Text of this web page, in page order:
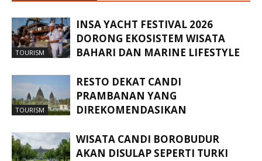
TOURISM
INSA YACHT FESTIVAL 2026
DORONG EKOSISTEM WISATA
BAHARI DAN MARINE LIFESTYLE
TOURISM
RESTO DEKAT CANDI
PRAMBANAN YANG
DIREKOMENDASIKAN
WISATA CANDI BOROBUDUR
AKAN DISULAP SEPERTI TURKI